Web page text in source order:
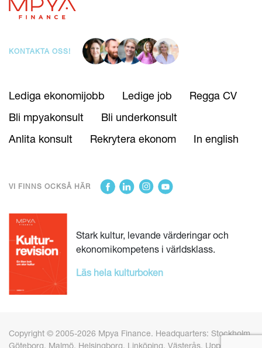
Lediga ekonomijobb Ledige job
Regga CV
Bli mpyakonsult
Bli underkonsult
Anlita konsult
Rekrytera ekonom In english
Stark kultur, levande värderingar och
ekonomikompetens i världsklass.
Läs hela kulturboken
KONTAKTA OSS!
VI FINNS OCKSÅ HÄR
Copyright © 2005-2026 Mpya Finance. Headquarters: Stockholm,
Göteborg, Malmö, Helsingborg, Linköping, Västerås, Uppsala och